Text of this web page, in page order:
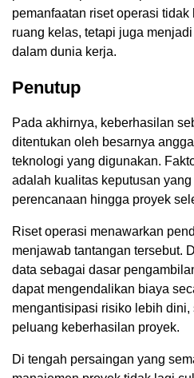
pemanfaatan riset operasi
ruang kelas, tetapi juga
dalam dunia kerja.
Penutup
Pada akhirnya, keberhasilan
ditentukan oleh besarnya
teknologi yang digunakan.
adalah kualitas keputusan
perencanaan hingga proyek
Riset operasi menawarkan
menjawab tantangan tersebut.
data sebagai dasar
dapat mengendalikan biaya
mengantisipasi risiko lebih dini,
peluang keberhasilan proyek.
Di tengah persaingan yang